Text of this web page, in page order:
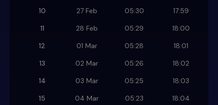
10
27 Feb 05:30
17:59
11
28 Feb 05:29
18:00
12
01 Mar 05:28
18:01
13
02 Mar 05:26
18:02
14
03 Mar 05:25
18:03
15
04 Mar 05:23
18:04